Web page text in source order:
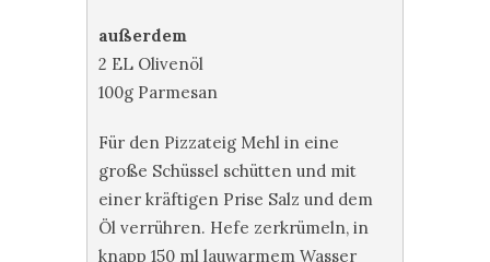
außerdem
2 EL Olivenöl
100g Parmesan
Für den Pizzateig Mehl in eine
große Schüssel schütten und mit
einer kräftigen Prise Salz und dem
Öl verrühren. Hefe zerkrümeln, in
knapp 150 ml lauwarmem Wasser